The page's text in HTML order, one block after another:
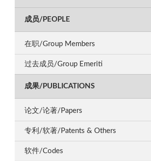
成员/PEOPLE
在职/Group Members
过去成员/Group Emeriti
成果/PUBLICATIONS
论文/论著/Papers
专利/软著/Patents & Others
软件/Codes